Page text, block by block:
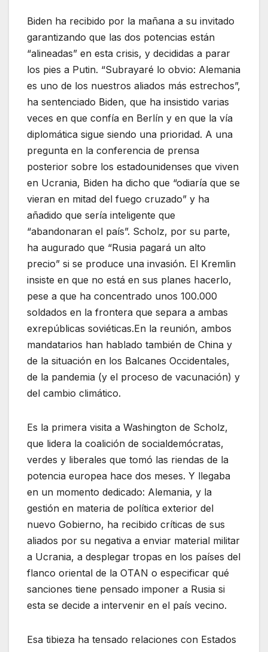
Biden ha recibido por la mañana a su invitado
garantizando que las dos potencias están
“alineadas” en esta crisis, y decididas a parar
los pies a Putin. “Subrayaré lo obvio: Alemania
es uno de los nuestros aliados más estrechos”,
ha sentenciado Biden, que ha insistido varias
veces en que confía en Berlín y en que la vía
diplomática sigue siendo una prioridad. A una
pregunta en la conferencia de prensa
posterior sobre los estadounidenses que viven
en Ucrania, Biden ha dicho que “odiaría que se
vieran en mitad del fuego cruzado” y ha
añadido que sería inteligente que
“abandonaran el país”. Scholz, por su parte,
ha augurado que “Rusia pagará un alto
precio” si se produce una invasión. El Kremlin
insiste en que no está en sus planes hacerlo,
pese a que ha concentrado unos 100.000
soldados en la frontera que separa a ambas
exrepúblicas soviéticas.En la reunión, ambos
mandatarios han hablado también de China y
de la situación en los Balcanes Occidentales,
de la pandemia (y el proceso de vacunación) y
del cambio climático.
Es la primera visita a Washington de Scholz,
que lidera la coalición de socialdemócratas,
verdes y liberales que tomó las riendas de la
potencia europea hace dos meses. Y llegaba
en un momento dedicado: Alemania, y la
gestión en materia de política exterior del
nuevo Gobierno, ha recibido críticas de sus
aliados por su negativa a enviar material militar
a Ucrania, a desplegar tropas en los países del
flanco oriental de la OTAN o especificar qué
sanciones tiene pensado imponer a Rusia si
esta se decide a intervenir en el país vecino.
Esa tibieza ha tensado relaciones con Estados